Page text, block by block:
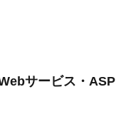
サービス・ASP